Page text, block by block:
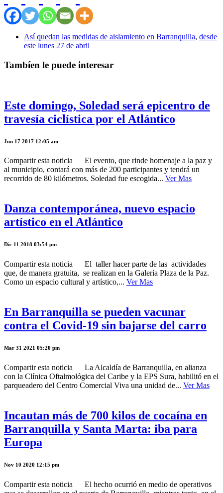
Así quedan las medidas de aislamiento en Barranquilla, desde
este lunes 27 de abril
Tambíen le puede interesar
Este domingo, Soledad será epicentro de
travesía ciclística por el Atlántico
Jun 17 2017 12:05 am
Compartir esta noticia El evento, que rinde homenaje a la paz y
al municipio, contará con más de 200 participantes y tendrá un
recorrido de 80 kilómetros. Soledad fue escogida... Ver Mas
Danza contemporánea, nuevo espacio
artístico en el Atlántico
Dic 11 2018 03:54 pm
Compartir esta noticia El taller hacer parte de las actividades
que, de manera gratuita, se realizan en la Galería Plaza de la Paz.
Como un espacio cultural y artístico,... Ver Mas
En Barranquilla se pueden vacunar
contra el Covid-19 sin bajarse del carro
Mar 31 2021 05:20 pm
Compartir esta noticia La Alcaldía de Barranquilla, en alianza
con la Clínica Oftalmológica del Caribe y la EPS Sura, habilitó en el
parqueadero del Centro Comercial Viva una unidad de... Ver Mas
Incautan más de 700 kilos de cocaína en
Barranquilla y Santa Marta: iba para
Europa
Nov 10 2020 12:15 pm
Compartir esta noticia El hecho ocurrió en medio de operativos